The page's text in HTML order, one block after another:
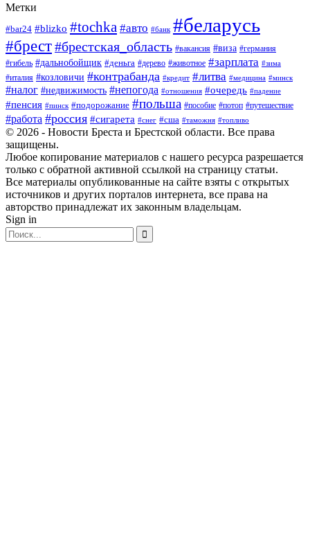
Метки
#bar24 #blizko #tochka #авто #банк #беларусь
#брест#брестская_область #вакансия #виза #германия
#гибель #дальнобойщик #деньга #дерево #животное #зарплата #зима
#италия #козловичи #контрабанда #кредит #литва #медицина #минск
#налог #недвижимость #непогода #отношения #очередь #падение
#пенсия #пинск #подорожание #польша #пособие #потоп #путешествие
#работа #россия #сигарета #снег #сша #таможня #топливо
© 2026 - Новости Бреста и Брестской области. Все права
защищены.
Любое копирование материалов с нашего ресурса разрешается
только с обратной активной ссылкой на страницу статьи.
Все материалы опубликованные на сайте взяты с открытых
источников и других порталов интернета, все права на
авторство принадлежат их законным владельцам.
Sign in